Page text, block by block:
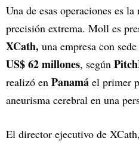
Una de esas operaciones es
precisión extrema. Moll es
XCath, una empresa con
US$ 62 millones, según
realizó en Panamá el primer
aneurisma cerebral en una
El director ejecutivo de XCath,